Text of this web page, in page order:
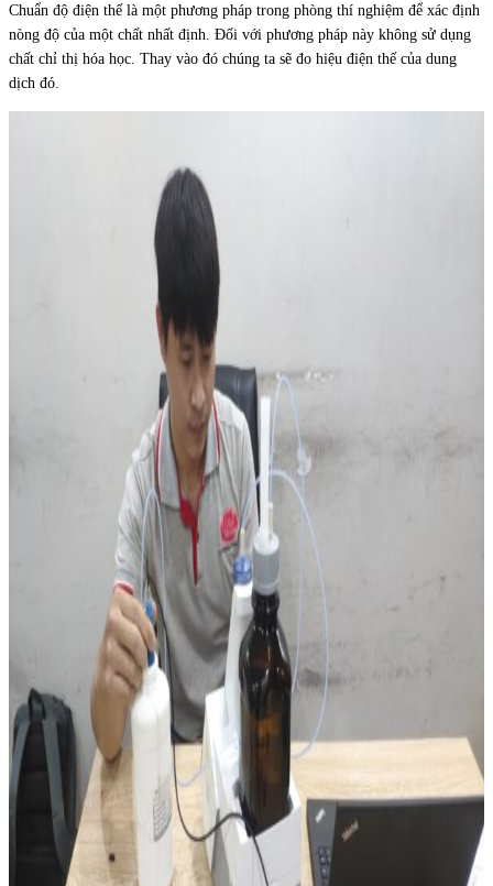
Chuẩn độ điện thế là một phương pháp trong phòng thí nghiệm để xác định
nòng độ của một chất nhất định. Đối với phương pháp này không sử dụng
chất chỉ thị hóa học. Thay vào đó chúng ta sẽ đo hiệu điện thế của dung
dịch đó.